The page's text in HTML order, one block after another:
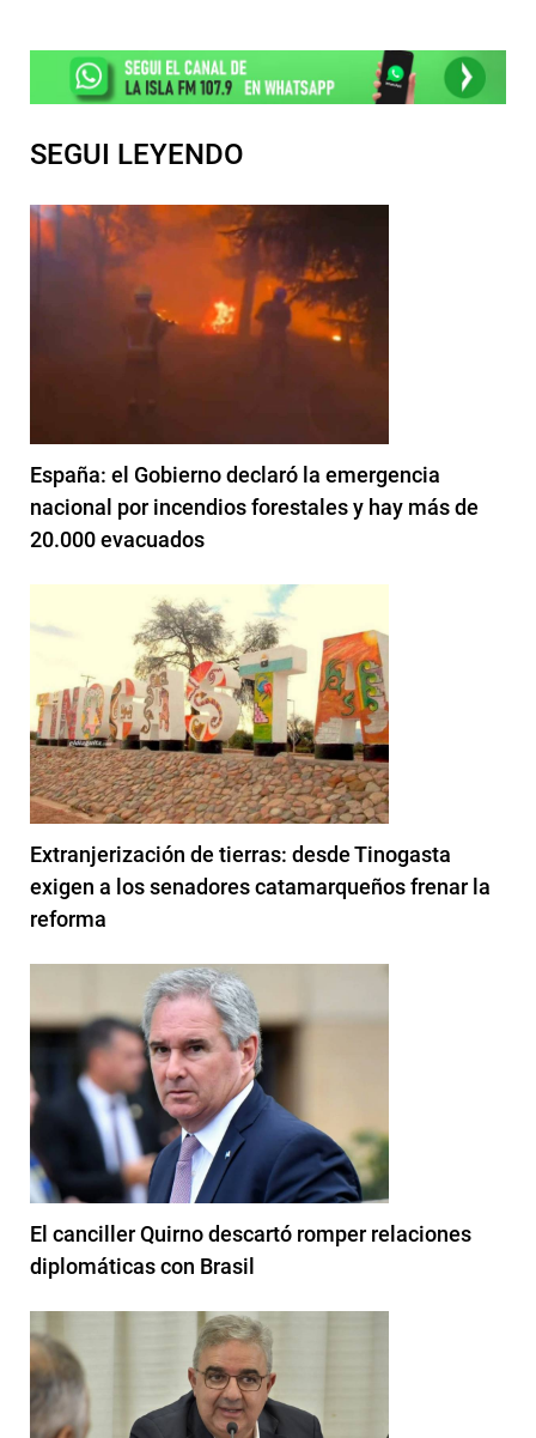
SEGUI LEYENDO
España: el Gobierno declaró la emergencia
nacional por incendios forestales y hay más de
20.000 evacuados
Extranjerización de tierras: desde Tinogasta
exigen a los senadores catamarqueños frenar la
reforma
El canciller Quirno descartó romper relaciones
diplomáticas con Brasil